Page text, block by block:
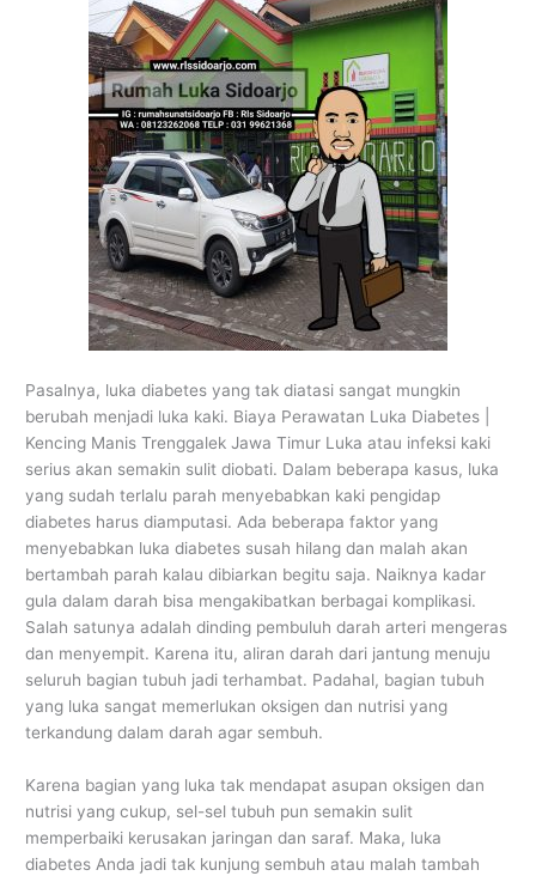
Pasalnya, luka diabetes yang tak diatasi sangat mungkin
berubah menjadi luka kaki. Biaya Perawatan Luka Diabetes |
Kencing Manis Trenggalek Jawa Timur Luka atau infeksi kaki
serius akan semakin sulit diobati. Dalam beberapa kasus, luka
yang sudah terlalu parah menyebabkan kaki pengidap
diabetes harus diamputasi. Ada beberapa faktor yang
menyebabkan luka diabetes susah hilang dan malah akan
bertambah parah kalau dibiarkan begitu saja. Naiknya kadar
gula dalam darah bisa mengakibatkan berbagai komplikasi.
Salah satunya adalah dinding pembuluh darah arteri mengeras
dan menyempit. Karena itu, aliran darah dari jantung menuju
seluruh bagian tubuh jadi terhambat. Padahal, bagian tubuh
yang luka sangat memerlukan oksigen dan nutrisi yang
terkandung dalam darah agar sembuh.
Karena bagian yang luka tak mendapat asupan oksigen dan
nutrisi yang cukup, sel-sel tubuh pun semakin sulit
memperbaiki kerusakan jaringan dan saraf. Maka, luka
diabetes Anda jadi tak kunjung sembuh atau malah tambah